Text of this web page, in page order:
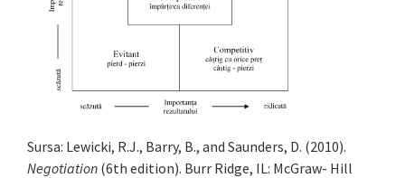
Sursa: Lewicki, R.J., Barry, B., and Saunders, D. (2010).
Negotiation (6th edition). Burr Ridge, IL: McGraw- Hill